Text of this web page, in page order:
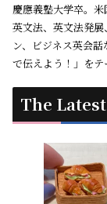
慶應義塾大学卒。
英文法、英文法発展
ン、ビジネス英会
で伝えよう！」をテ
The